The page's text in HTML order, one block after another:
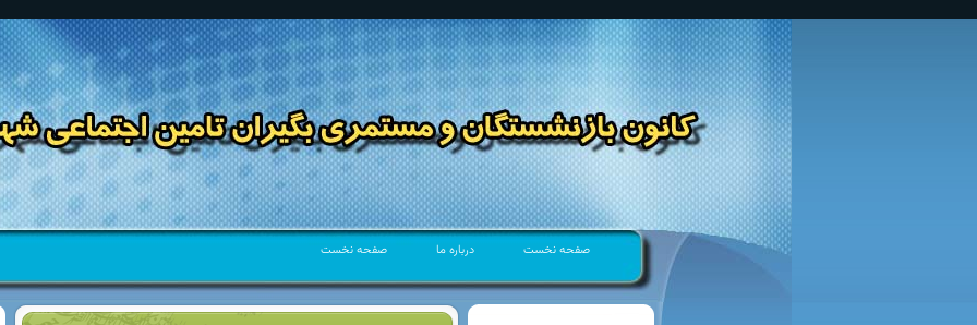
صفحه نخست درباره ما صفحه نخست